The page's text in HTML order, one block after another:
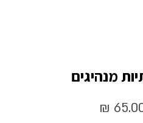
מנהיגים